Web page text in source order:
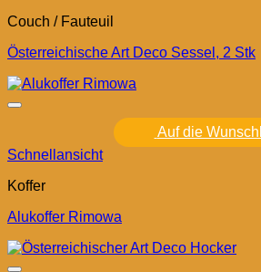
Couch / Fauteuil
Österreichische Art Deco Sessel, 2 Stk
Auf die
Schnellansicht
Koffer
Alukoffer Rimowa